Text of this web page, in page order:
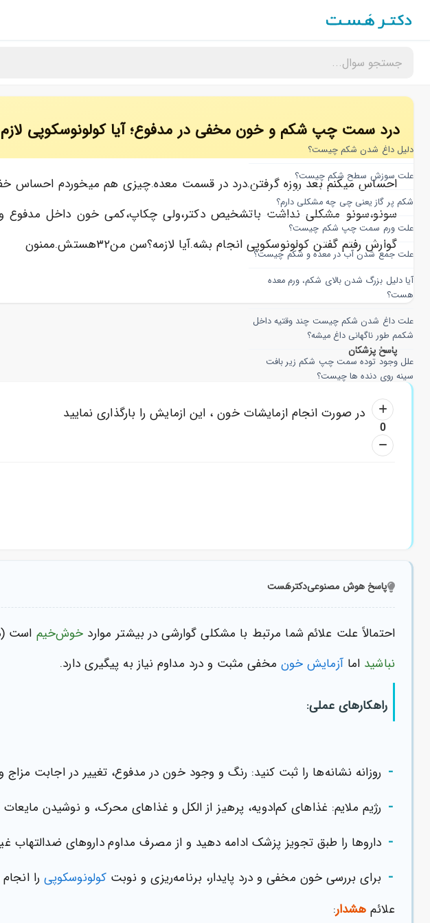
دلیل داغ شدن شکم چیست؟
علت سوزش سطح شکم چیست؟
شکم پر گاز یعنی چی چه مشکلی دارم؟
علت ورم سمت چپ شکم چیست؟
علت جمع شدن آب در معده و شکم چیست؟
آیا دلیل بزرگ شدن بالای شکم، ورم معده
هست؟
علت داغ شدن شکم چیست چند وقتیه داخل
شکمم طور ناگهانی داغ میشه؟
علل وجود توده سمت چپ شکم زیر بافت
سینه روی دنده ها چیست؟
علت تکان های داخل شکم چیست؟
ورم شکم ودرد معده وپادرد وخستگی دایم؟
درد سمت چپ شکم و خون مخفی در مدفوع؛ آیا کولونوسکوپی
احساس میکنم بعد روزه گرفتن.درد در قسمت معده.چیزی هم میخوردم احساس
سونو،سونو مشکلی نداشت باتشخیص دکتر،ولی چکاپ،کمی خون داخل مدفوع
گوارش رفتم گفتن کولونوسکوپی انجام بشه.آیا لازمه؟سن من۳۲هستش.ممنون
پاسخ پزشکان
0
در صورت انجام ازمایشات خون ، این ازمایش را بارگذاری نمایید
پاسخ هوش مصنوعیدکترهَست
احتمالاً علت علائم شما مرتبط با مشکلی گوارشی در بیشتر موارد خوش‌خیم است
نباشید اماآزمایش خون مخفی مثبت و درد مداوم نیاز به پیگیری دارد.
راهکارهای عملی:
- روزانه نشانه‌ها را ثبت کنید: رنگ و وجود خون در مدفوع، تغییر در اجابت
- رژیم ملایم: غذاهای کم‌ادویه، پرهیز از الکل و غذاهای محرک، و نوشیدن مایعات
- داروها را طبق تجویز پزشک ادامه دهید و از مصرف مداوم داروهای ضدالتهاب
- برای بررسی خون مخفی و درد پایدار، برنامه‌ریزی و نوبت کولونوسکوپی را
علائم هشدار: